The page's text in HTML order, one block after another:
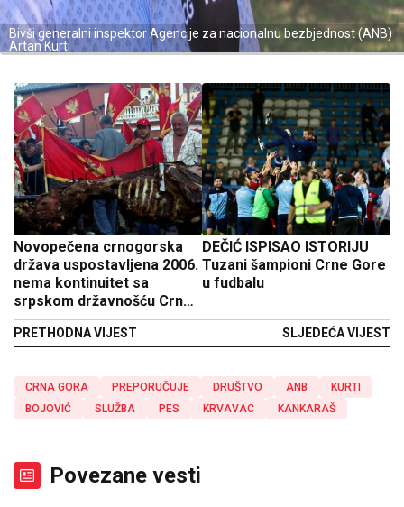
Bivši generalni inspektor Agencije za nacionalnu bezbjednost (ANB)
Artan Kurti
Novopečena crnogorska
država uspostavljena 2006.
nema kontinuitet sa
srpskom državnošću Crne
Gore
PRETHODNA VIJEST
DEČIĆ ISPISAO ISTORIJU
Tuzani šampioni Crne Gore
u fudbalu
SLJEDEĆA VIJEST
CRNA GORA PREPORUČUJE DRUŠTVO ANB
KURTI
BOJOVIĆ
SLUŽBA PES KRVAVAC KANKARAŠ
Povezane vesti